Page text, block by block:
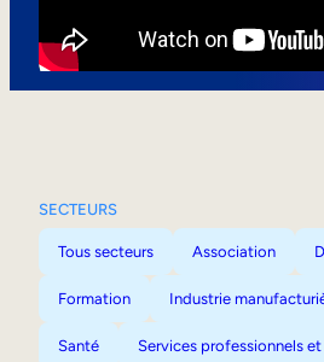
SECTEURS
Tous secteurs Association
Formation Industrie
Santé Services professionnels